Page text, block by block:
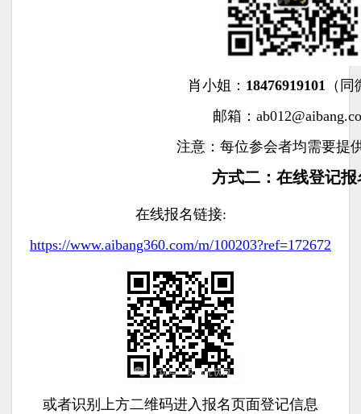
肖小姐： 18476919101 （
邮箱：
注意：每位参会者均需要提
方式二：在线登记报
在线报名链接:
https://www.aibang360.com/m/100203?ref=172672
或者识别上方二维码进入报名页面登记信息